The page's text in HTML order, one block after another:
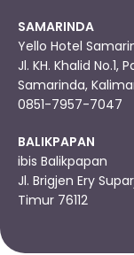
SAMARINDA
Yello Hotel
Jl. KH. Khalid No.1,
Samarinda,
0851-7957-7047
BALIKPAPAN
ibis Balikpapan
Jl. Brigjen Ery
Timur 76112